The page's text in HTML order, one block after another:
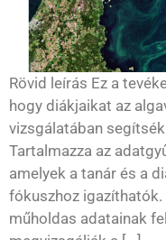
Rövid leírás Ez a
hogy diákjaikat az
vizsgálatában
Tartalmazza az
amelyek a tanár és a
fókuszhoz igazíthatók.
műholdas adatainak